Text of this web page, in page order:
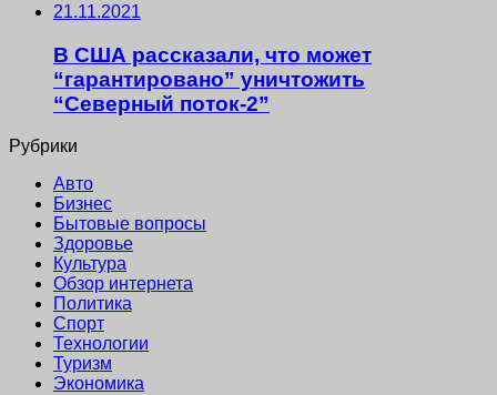
21.11.2021
В США рассказали, что может
“гарантировано” уничтожить
“Северный поток-2”
Рубрики
Авто
Бизнес
Бытовые вопросы
Здоровье
Культура
Обзор интернета
Политика
Спорт
Технологии
Туризм
Экономика